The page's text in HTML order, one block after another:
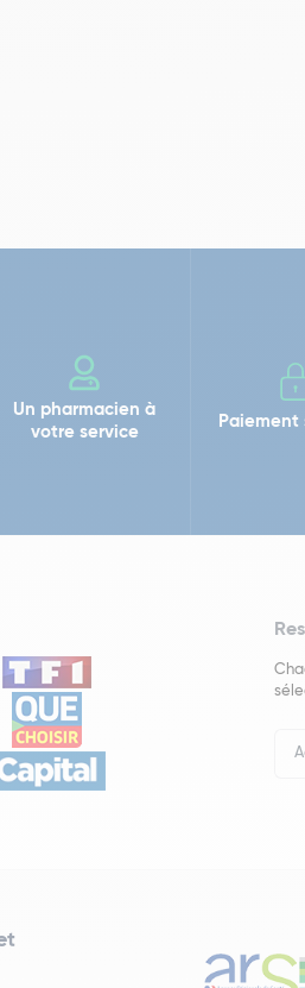
Un pharmacien à
votre service
Paiement